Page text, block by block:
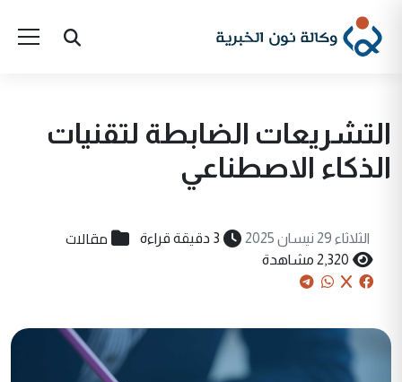
التشريعات الضابطة لتقنيات
الذكاء الاصطناعي
الثلاثاء 29 نيسان 2025 3 دقيقة قراءة مقالات
2,320 مشاهدة